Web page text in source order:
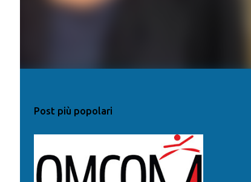
Post più popolari